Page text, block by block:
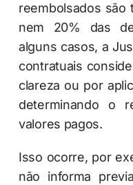
reembolsados são
nem 20% das
alguns casos, a
contratuais
clareza ou por
determinando o
valores pagos.
Isso ocorre, por
não informa